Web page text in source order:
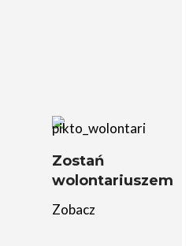
Zostań
wolontariuszem
Zobacz